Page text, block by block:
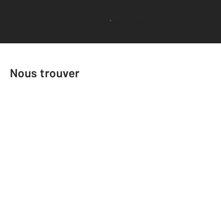
Voir tous les avis clients
Nous trouver